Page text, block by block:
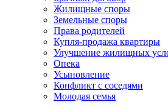
Жилищные споры
Земельные споры
Права родителей
Купля-продажа квартиры
Улучшение жилищных
Опека
Усыновление
Конфликт с соседями
Молодая семья